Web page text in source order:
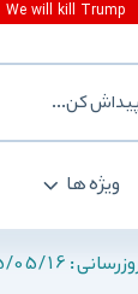
ویژه ها
:
05/16